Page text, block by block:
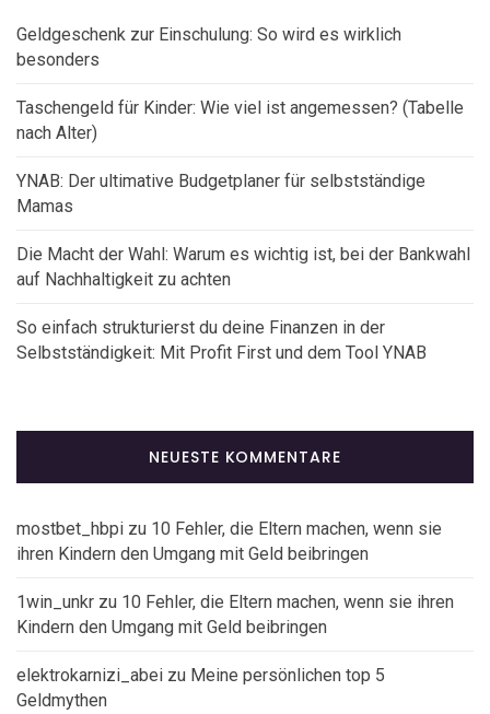
Geldgeschenk zur Einschulung: So wird es wirklich
besonders
Taschengeld für Kinder: Wie viel ist angemessen? (Tabelle
nach Alter)
YNAB: Der ultimative Budgetplaner für selbstständige
Mamas
Die Macht der Wahl: Warum es wichtig ist, bei der Bankwahl
auf Nachhaltigkeit zu achten
So einfach strukturierst du deine Finanzen in der
Selbstständigkeit: Mit Profit First und dem Tool YNAB
NEUESTE KOMMENTARE
mostbet_hbpi zu 10 Fehler, die Eltern machen, wenn sie
ihren Kindern den Umgang mit Geld beibringen
1win_unkr zu 10 Fehler, die Eltern machen, wenn sie ihren
Kindern den Umgang mit Geld beibringen
elektrokarnizi_abei zu Meine persönlichen top 5
Geldmythen